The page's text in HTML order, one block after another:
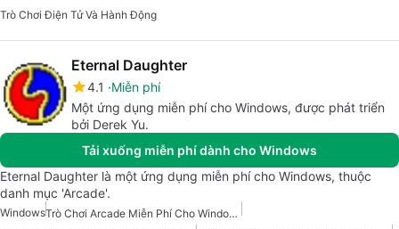
Trò Chơi Điện Tử Và Hành Động
Eternal Daughter
4.1
Miễn phí
Một ứng dụng miễn phí cho Windows, được phát triển
bởi Derek Yu.
Tải xuống miễn phí dành cho Windows
Eternal Daughter là một ứng dụng miễn phí cho Windows, thuộc
danh mục 'Arcade'.
Windows
Trò Chơi Arcade Miễn Phí Cho Windows